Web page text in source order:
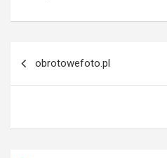
obrotowefoto.pl